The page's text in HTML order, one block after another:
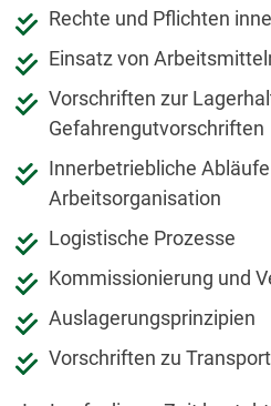
Rechte und Pflichten
Einsatz von
Vorschriften zur
Gefahrengutvorschriften
Innerbetriebliche
Arbeitsorganisation
Logistische Prozesse
Kommissionierung und
Auslagerungsprinzipien
Vorschriften zu